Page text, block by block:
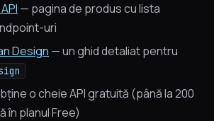
— pagina de produs cu lista
uri
Design — un ghid detaliat pentru
o cheie API gratuită (până la 200
în planul Free)